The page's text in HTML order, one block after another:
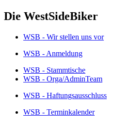
Die WestSideBiker
WSB - Wir stellen uns vor
WSB - Anmeldung
WSB - Stammtische
WSB - Orga/AdminTeam
WSB - Haftungsausschluss
WSB - Terminkalender